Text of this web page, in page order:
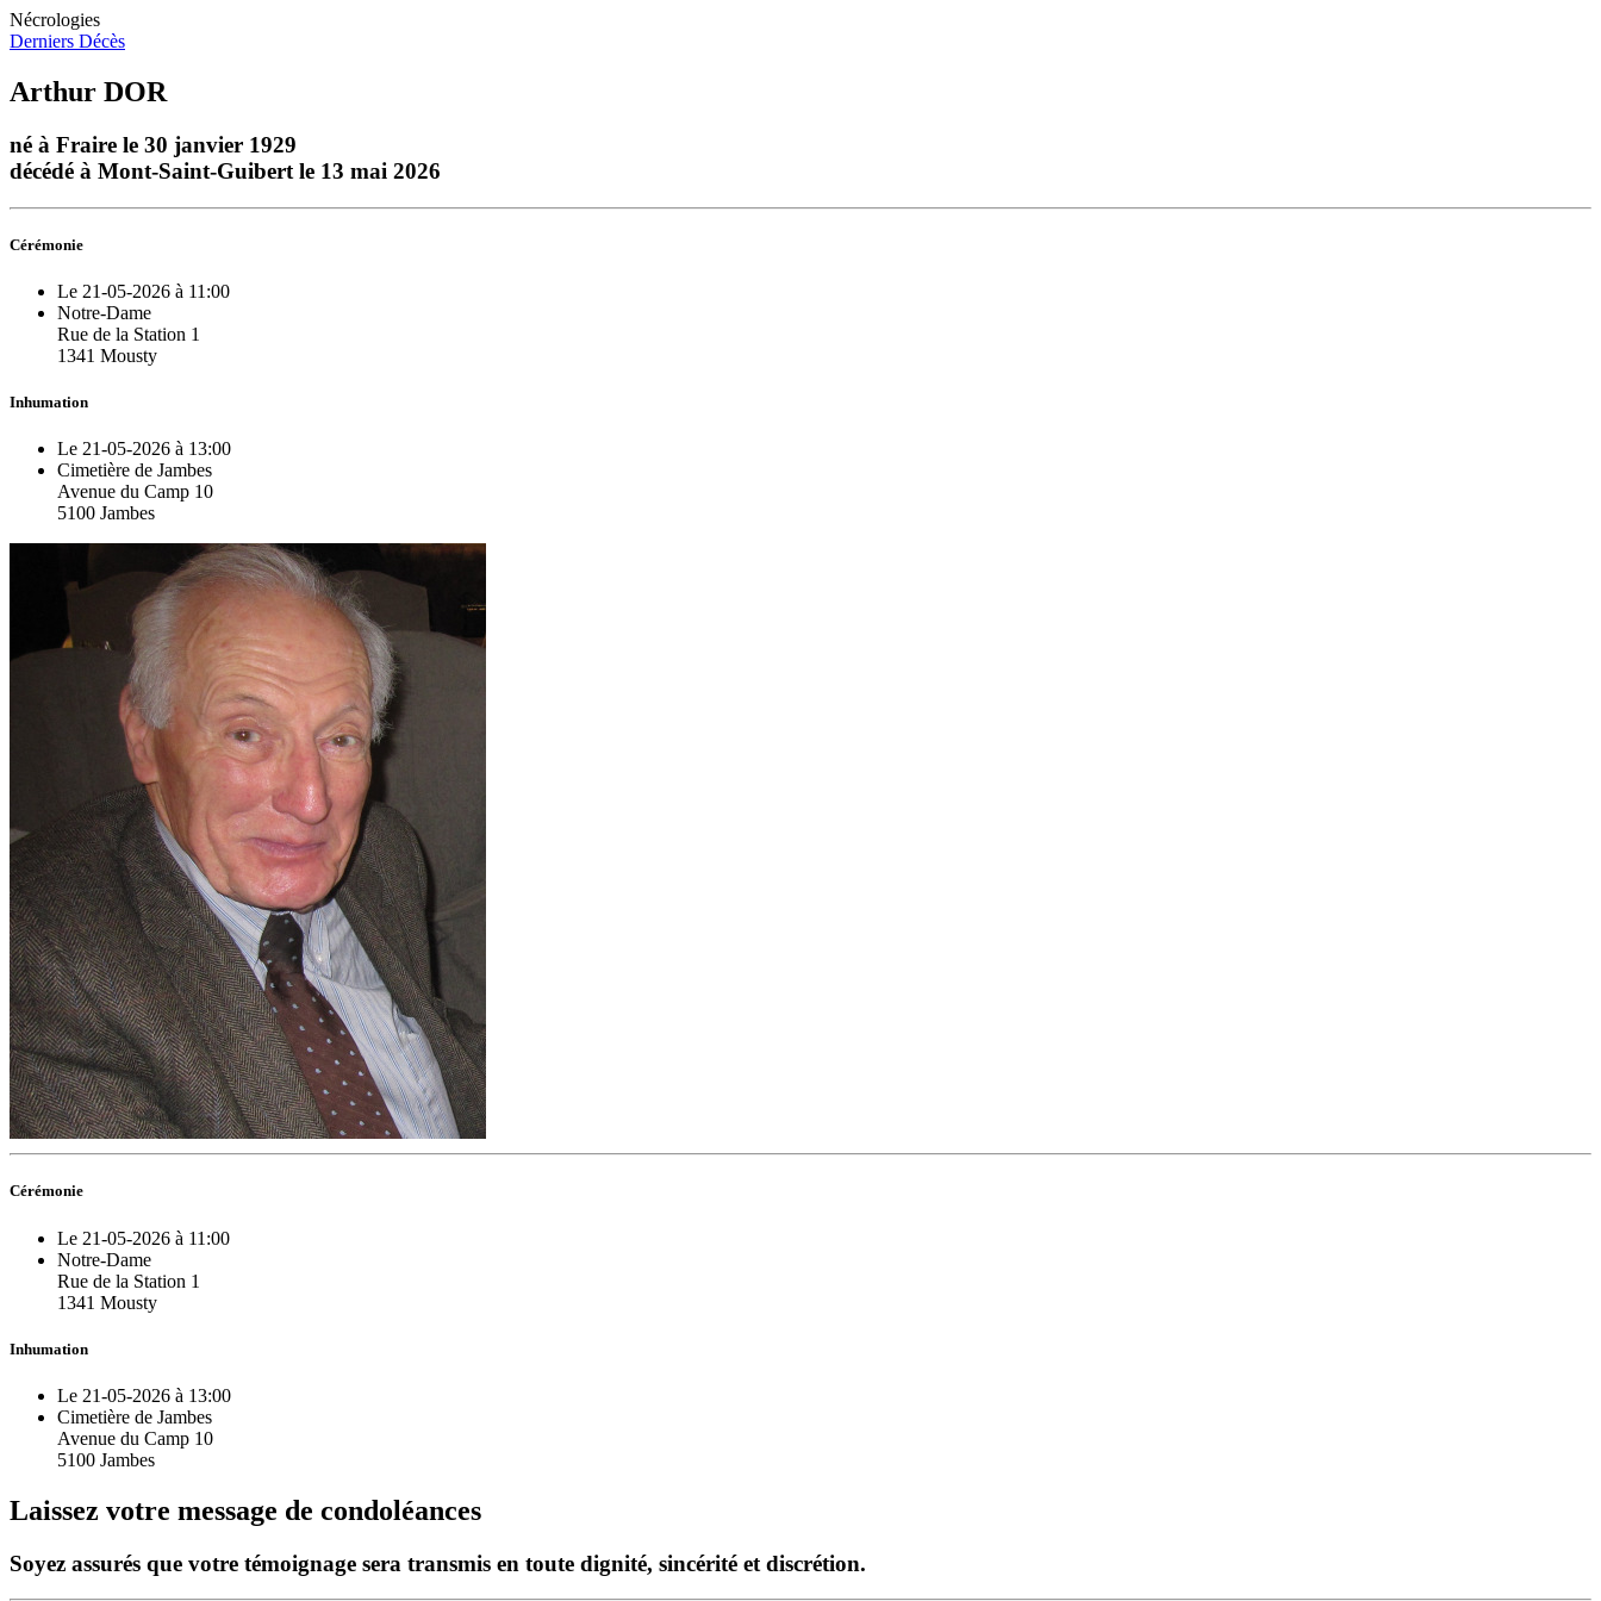
Nécrologies
Derniers Décès
Arthur DOR
né à Fraire le 30 janvier 1929
décédé à Mont-Saint-Guibert le 13 mai 2026
Cérémonie
Le 21-05-2026 à 11:00
Notre-Dame
Rue de la Station 1
1341 Mousty
Inhumation
Le 21-05-2026 à 13:00
Cimetière de Jambes
Avenue du Camp 10
5100 Jambes
Cérémonie
Le 21-05-2026 à 11:00
Notre-Dame
Rue de la Station 1
1341 Mousty
Inhumation
Le 21-05-2026 à 13:00
Cimetière de Jambes
Avenue du Camp 10
5100 Jambes
Laissez votre message de condoléances
Soyez assurés que votre témoignage sera transmis en toute dignité, sincérité et discrétion.